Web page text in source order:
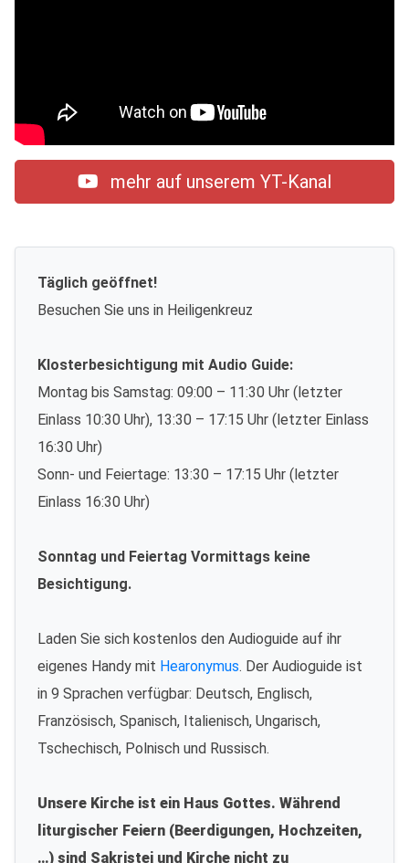
mehr auf unserem YT-Kanal
Täglich geöffnet!
Besuchen Sie uns in Heiligenkreuz
Klosterbesichtigung mit Audio Guide:
Montag bis Samstag: 09:00 – 11:30 Uhr (letzter
Einlass 10:30 Uhr), 13:30 – 17:15 Uhr (letzter Einlass
16:30 Uhr)
Sonn- und Feiertage: 13:30 – 17:15 Uhr (letzter
Einlass 16:30 Uhr)
Sonntag und Feiertag Vormittags keine
Besichtigung.
Laden Sie sich kostenlos den Audioguide auf ihr
eigenes Handy mit Hearonymus. Der Audioguide ist
in 9 Sprachen verfügbar: Deutsch, Englisch,
Französisch, Spanisch, Italienisch, Ungarisch,
Tschechisch, Polnisch und Russisch.
Unsere Kirche ist ein Haus Gottes. Während
liturgischer Feiern (Beerdigungen, Hochzeiten,
…) sind Sakristei und Kirche nicht zu